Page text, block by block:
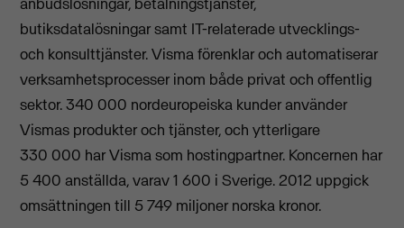
butiksdatalösningar samt IT-relaterade utvecklings-
och konsulttjänster. Visma förenklar och automatiserar
verksamhetsprocesser inom både privat och offentlig
sektor. 340 000 nordeuropeiska kunder använder
Vismas produkter och tjänster, och ytterligare
330 000 har Visma som hostingpartner. Koncernen har
5 400 anställda, varav 1 600 i Sverige. 2012 uppgick
omsättningen till 5 749 miljoner norska kronor.